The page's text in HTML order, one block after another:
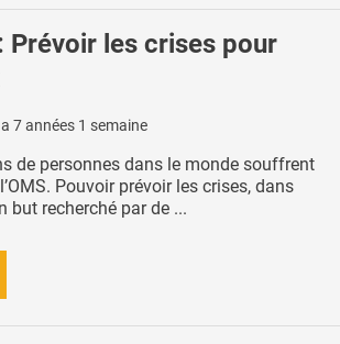
Prévoir les crises pour
7 années 1 semaine
de personnes dans le monde souffrent
Pouvoir prévoir les crises, dans
but recherché par de ...